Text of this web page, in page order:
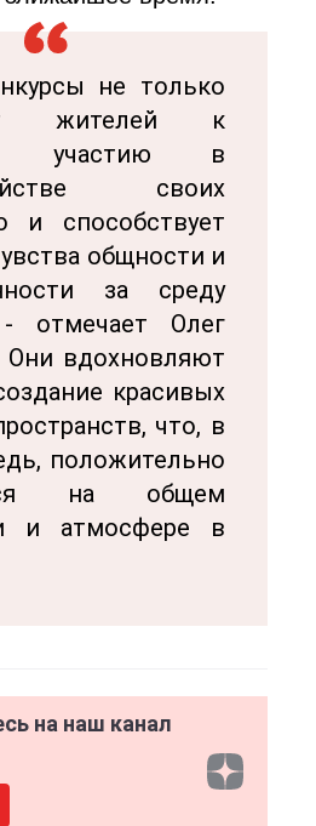
не только
жителей к
участию в
своих
и способствует
общности и
за среду
- отмечает Олег
Они вдохновляют
красивых
что, в
положительно
на общем
и атмосфере в
на наш канал